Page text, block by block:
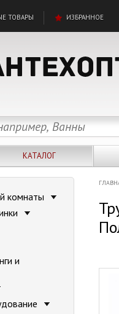
ТОВАРЫ ИЗБРАННОЕ
КАТАЛОГ
комнаты
и